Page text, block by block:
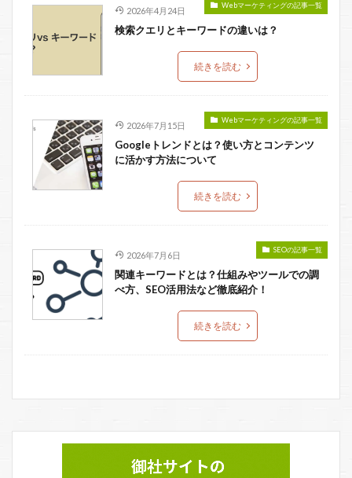
Webマーケティングの記事一覧
2026年4月24日
検索クエリとキーワードの違いは？
続きを読む
Webマーケティングの記事一覧
2026年7月15日
Googleトレンドとは？使い方とコンテンツ
に活かす方法について
続きを読む
SEOの記事一覧
2026年7月6日
関連キーワードとは？仕組みやツールでの調
べ方、SEO活用法など徹底紹介！
続きを読む